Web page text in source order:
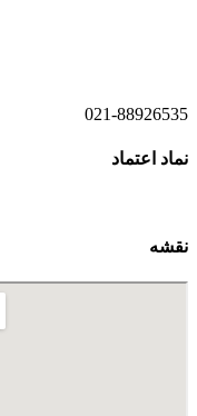
021-88926535
نماد اعتماد
نقشه